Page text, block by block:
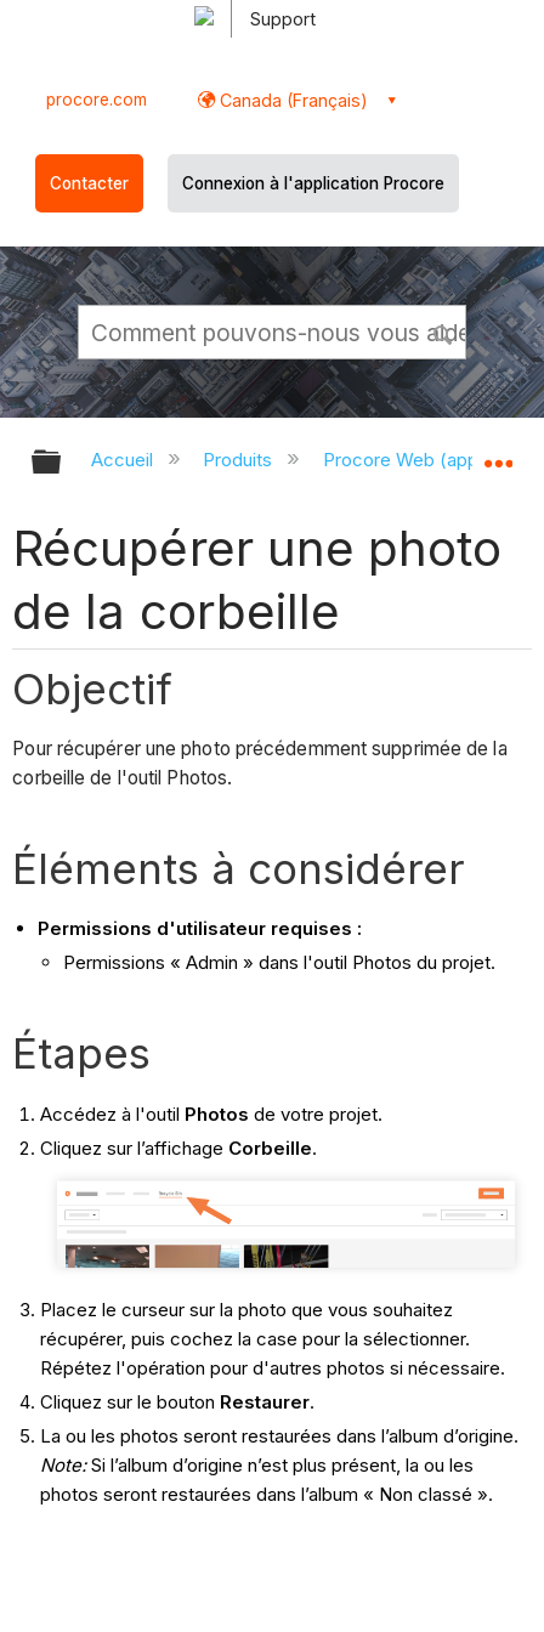
Support
procore.com Canada (Français)
Contacter Connexion à l'application Procore
Développer/réduire la hiérarchie
Accueil Produits Procore Web
Récupérer une photo
de la corbeille
Objectif
Pour récupérer une photo précédemment supprimée de la
corbeille de l'outil Photos.
Éléments à considérer
Permissions d'utilisateur requises :
Permissions « Admin » dans l'outil Photos du projet.
Étapes
Accédez à l'outil Photos de votre projet.
Cliquez sur l’affichage Corbeille.
Placez le curseur sur la photo que vous souhaitez
récupérer, puis cochez la case pour la sélectionner.
Répétez l'opération pour d'autres photos si nécessaire.
Cliquez sur le bouton Restaurer.
La ou les photos seront restaurées dans l’album d’origine.
Note:Si l’album d’origine n’est plus présent, la ou les
photos seront restaurées dans l’album « Non classé ».